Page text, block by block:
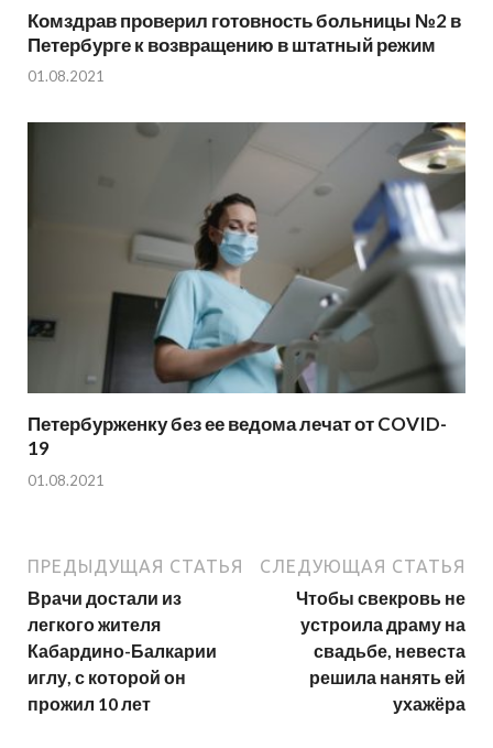
Комздрав проверил готовность больницы №2 в
Петербурге к возвращению в штатный режим
01.08.2021
Петербурженку без ее ведома лечат от COVID-
19
01.08.2021
ПРЕДЫДУЩАЯ СТАТЬЯ
Врачи достали из
легкого жителя
Кабардино-Балкарии
иглу, с которой он
прожил 10 лет
СЛЕДУЮЩАЯ СТАТЬЯ
Чтобы свекровь не
устроила драму на
свадьбе, невеста
решила нанять ей
ухажёра